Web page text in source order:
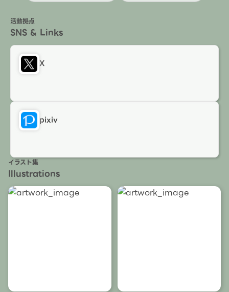
活動拠点
SNS & Links
X
pixiv
イラスト集
Illustrations